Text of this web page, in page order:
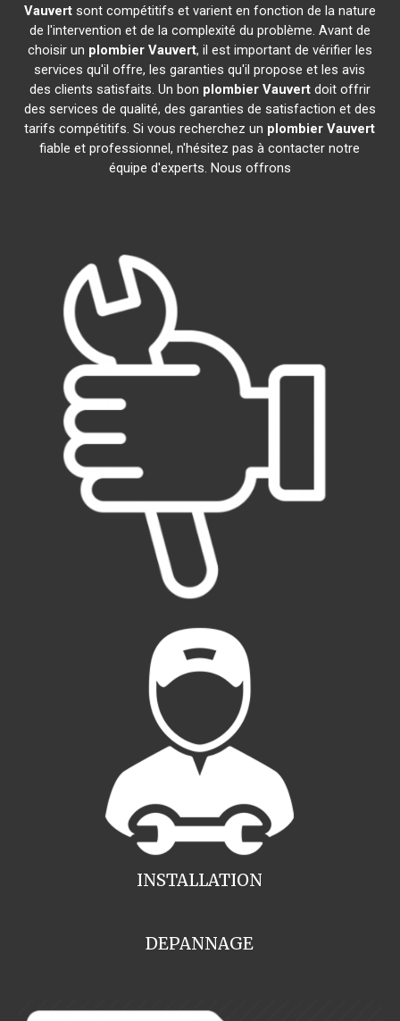
Vauvertsont compétitifs et varient en fonction de la nature
de l'intervention et de la complexité du problème. Avant de
choisir un plombier Vauvert, il est important de vérifier les
services qu'il offre, les garanties qu'il propose et les avis
des clients satisfaits. Un bon plombier Vauvertdoit offrir
des services de qualité, des garanties de satisfaction et des
tarifs compétitifs. Si vous recherchez un plombier Vauvert
fiable et professionnel, n'hésitez pas à contacter notre
équipe d'experts. Nous offrons
INSTALLATION
DEPANNAGE